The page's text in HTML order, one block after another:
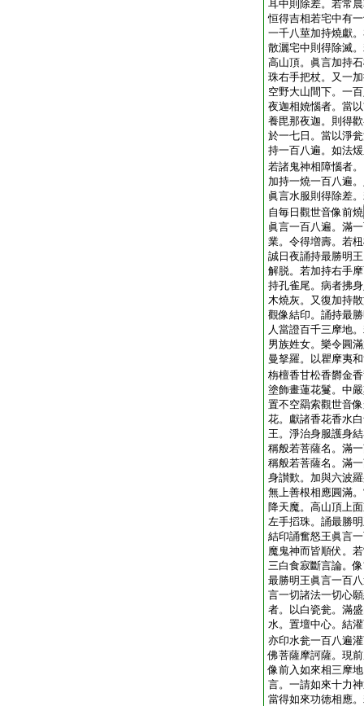
耳中則除差。若常
恒得吉相若宅中有
一千八莖加持燒獻
散灑宅中則得除滅
高山頂。眞言加持
珠右手把杖。又一
空野大山間下。一
夜迦相嬈惱者。當
養毘那夜迦。則得
於一七日。當以淨
持一百八遍。如法
若諸鬼神相障惱者
加持一燒一百八遍
眞言水服則得除差
自毎日觀世音像前燒
眞言一百八遍。滿
業。令得増壽。若
誠日夜誦持最勝明
解脱。若加持右手
持孔雀尾。病者拂
木燒灰。又復加持
觀像結印。誦持最
人當證百千三摩地
男族姓女。樂令圓
曼拏羅。以瞿摩夷
栴檀香甘松香欝金
塗飾畫蓮花鬘。中
置不空羂索觀世音
花。獻諸香花香水
王。淨治身服護身
稱般若菩薩名。滿
稱般若菩薩名。滿
身讃歎。加與六波
無上善根相應圓滿
降天魔。高山頂上
左手搯珠。誦最勝
結印誦奮怒王眞言
魔鬼神而皆順伏。
三白食寂斷言論。
最勝明王眞言一百
言一切諸法一切心
者。以白瓷瓮。滿
水。置壇中心。結
亦印水瓮一百八遍
佛菩薩摩訶薩。現
像前入如來相三摩
言。一請如來十力
當得如來功徳相應